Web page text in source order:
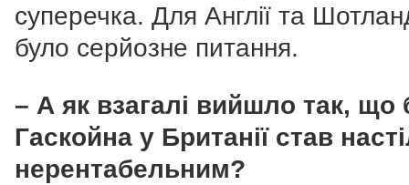
суперечка. Для Англії та
було серйозне питання.
– А як взагалі вийшло так, що
Гаскойна у Британії став
нерентабельним?